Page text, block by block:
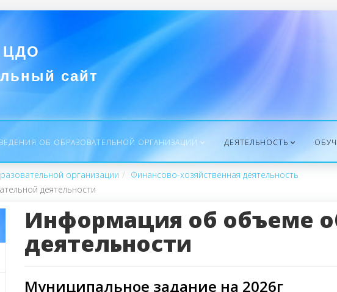
сайт
ОБ ОБРАЗОВАТЕЛЬНОЙ ОРГАНИЗАЦИИ ДЕЯТЕЛЬНОСТЬ
организации
Финансово-хозяйственная деятельность
деятельности
Информация об объеме
деятельности
Муниципальное задание на 2026г